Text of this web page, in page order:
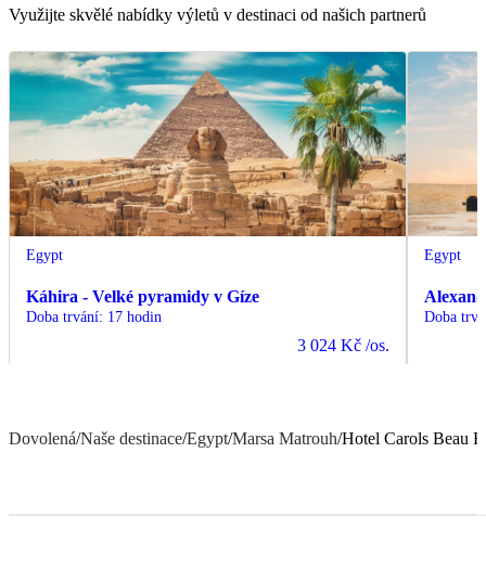
Využijte skvělé nabídky výletů v destinaci od našich partnerů
Egypt
Káhira - Velké pyramidy v Gíze
Doba trvání: 17 hodin
3 024 Kč /os.
Egypt
Doba
Dovolená/Naše destinace/Egypt/Marsa Matrouh/Hotel Carols Beau